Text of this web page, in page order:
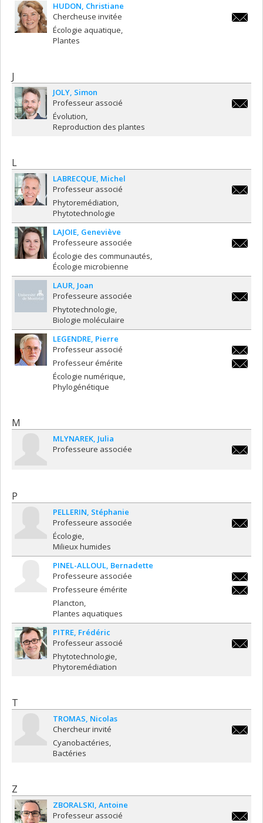
HUDON Christiane
Chercheuse invitée
Écologie aquatique
Plantes
J
JOLY Simon
Professeur associé
Évolution
Reproduction des plantes
L
LABRECQUE Michel
Professeur associé
Phytoremédiation
Phytotechnologie
LAJOIE Geneviève
Professeure associée
Écologie des communautés
Écologie microbienne
LAUR Joan
Professeure associée
Phytotechnologie
Biologie moléculaire
LEGENDRE Pierre
Professeur associé
Professeur émérite
Écologie numérique
Phylogénétique
M
MLYNAREK Julia
Professeure associée
P
PELLERIN Stéphanie
Professeure associée
Écologie
Milieux humides
PINEL-ALLOUL Bernadette
Professeure associée
Professeure émérite
Plancton
Plantes aquatiques
PITRE Frédéric
Professeur associé
Phytotechnologie
Phytoremédiation
T
TROMAS Nicolas
Chercheur invité
Cyanobactéries
Bactéries
Z
ZBORALSKI Antoine
Professeur associé